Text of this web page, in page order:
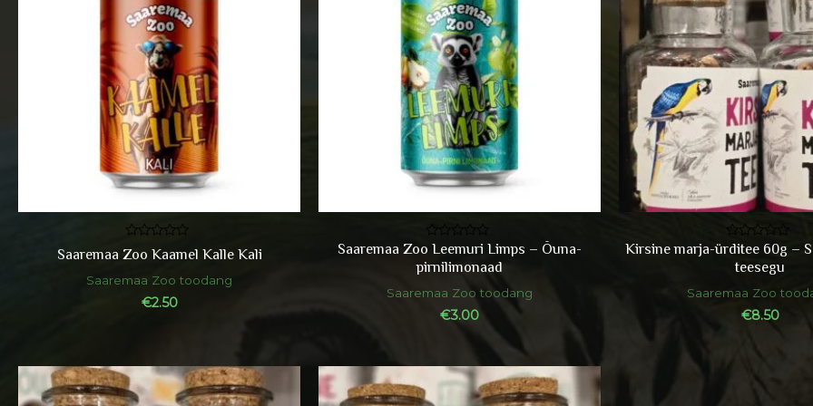
Hinnanguga
0
5
Saaremaa Zoo Kaamel Kalle Kali
Saaremaa Zoo toodang
€2.50
Hinnanguga
0
/
Saaremaa Zoo Leemuri Limps – Õuna-
pirnilimonaad
Saaremaa Zoo toodang
€3.00
Hinnanguga
Kirsine marja-ürditee 60g –
teesegu
Saaremaa Zoo
€8.50